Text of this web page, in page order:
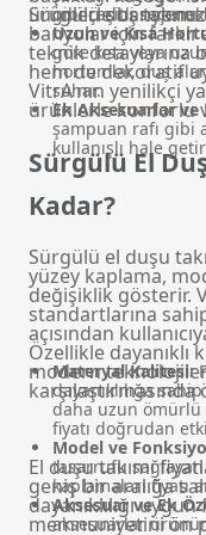
gibi çeşitli
Uzun ve Kısa
göre kısa veya
hortumlar, duş
sunar.
Ek Aksesuarlar
şampuan rafı gibi
kullanışlı hale
ürünlerle
Sürgülü duş
banyolar için
teknik detaylarına
hem de dekoratif
VitrA'nın yenilikçi
ürünlerle konforlu
Sürgülü El
Kadar?
Sürgülü el duşu
yüzey kaplama,
değişiklik gösterir.
standartlarına
açısından
Özellikle
modern
karşılaştırmasında
Materyal Kalitesi:
dayanıklılığa
daha uzun ömürlü
fiyatı doğrudan
Model ve
tasarrufu
kaplamaları fiyatı
Aksesuar ve Ek
aksesuarlar
El duşu takımı
geniş bir aralığa
dayanıklılığı
memnuniyetini ön